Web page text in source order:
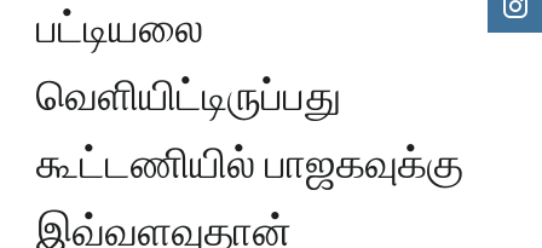
பட்டியலை
வெளியிட்டிருப்பது
கூட்டணியில் பாஜகவுக்கு
இவ்வளவுதான்